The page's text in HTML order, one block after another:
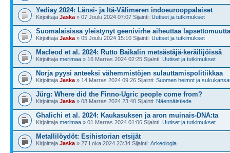
Yediay 2024: Länsi- ja Itä-Välimeren indoeurooppalaiset
Kirjoittaja Jaska » 07 Joulu 2024 07:07 Sijainti: Uutiset ja tutkimukset
Suomalaisissa yleistynyt geenivirhe aiheuttaa lapsettomuutta
Kirjoittaja Jaska » 05 Joulu 2024 15:10 Sijainti: Uutiset ja tutkimukset
Macleod et al. 2024: Rutto Baikalin metsästäjä-keräilijöissä
Kirjoittaja merimaa » 16 Marras 2024 02:25 Sijainti: Uutiset ja tutkimukset
Norja pyysi anteeksi vähemmistöjen sulauttamispolitiikkaa
Kirjoittaja Jaska » 14 Marras 2024 09:26 Sijainti: Suomen heimot ja
Jürg: Where did the Finno-Ugric people come from?
Kirjoittaja Jaska » 08 Marras 2024 23:40 Sijainti: Näennäistiede
Ghalichi et al. 2024: Kaukasuksen ja aron muinais-DNA:ta
Kirjoittaja merimaa » 01 Marras 2024 01:06 Sijainti: Uutiset ja tutkimukset
Metallilöydöt: Esihistorian etsijät
Kirjoittaja Jaska » 27 Loka 2024 23:34 Sijainti: Arkeologia